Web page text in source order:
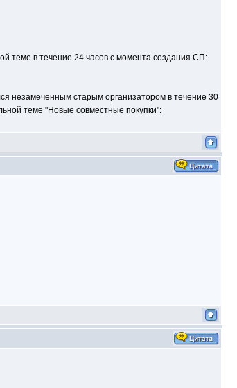
теме в течение 24 часов с момента создания СП:
незамеченным старым организатором в течение 30
теме "Новые совместные покупки":